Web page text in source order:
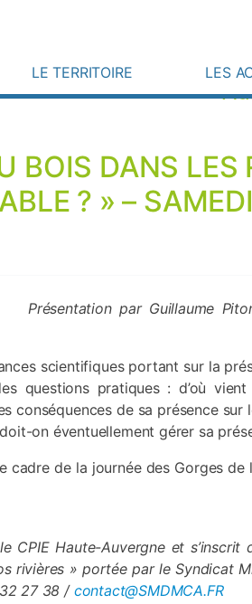
LE TERRITOIRE LES
BOIS DANS LES
? » –
Présentation par Guillaume
scientifiques portant sur la
questions pratiques : d’où
conséquences de sa présence sur
on éventuellement gérer sa
cadre de la journée des Gorges
CPIE Haute-Auvergne et
rivières » portée par le Syndicat
27 38 / contact@SMDMCA.FR